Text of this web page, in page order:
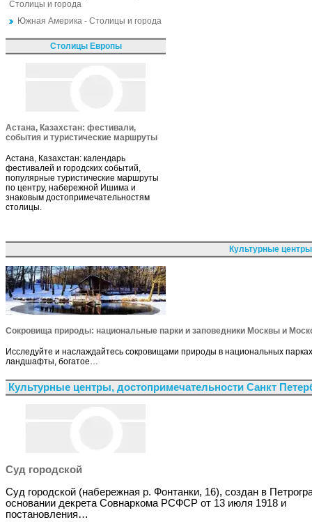
Столицы и города
Южная Америка - Столицы и города
Столицы Европы
Астана, Казахстан: фестивали,
события и туристические маршруты
Астана, Казахстан: календарь
фестивалей и городских событий,
популярные туристические маршруты
по центру, набережной Ишима и
знаковым достопримечательностям
столицы.
Культурные
Сокровища природы: национальные парки и заповедники Москвы и
Исследуйте и наслаждайтесь сокровищами природы в национальных
ландшафты, богатое…
Культурные центры, достопримечательности Санкт
Суд городской
Суд городской (набережная р. Фонтанки, 16), создан в
основании декрета Совнаркома РСФСР от 13 июля 1918 и
постановления…